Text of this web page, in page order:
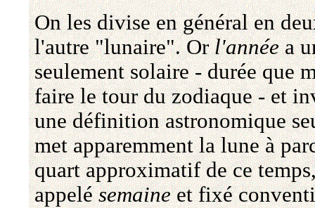
On les divise en général en
l'autre "lunaire". Orl'annéea
seulement solaire - durée que
faire le tour du zodiaque - et
une définition astronomique
met apparemment la lune à
quart approximatif de ce
appelésemaineet fixé